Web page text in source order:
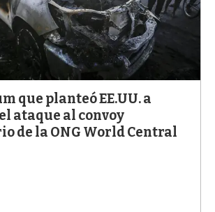
que planteó EE.UU. a
ataque al convoy
de la ONG World Central